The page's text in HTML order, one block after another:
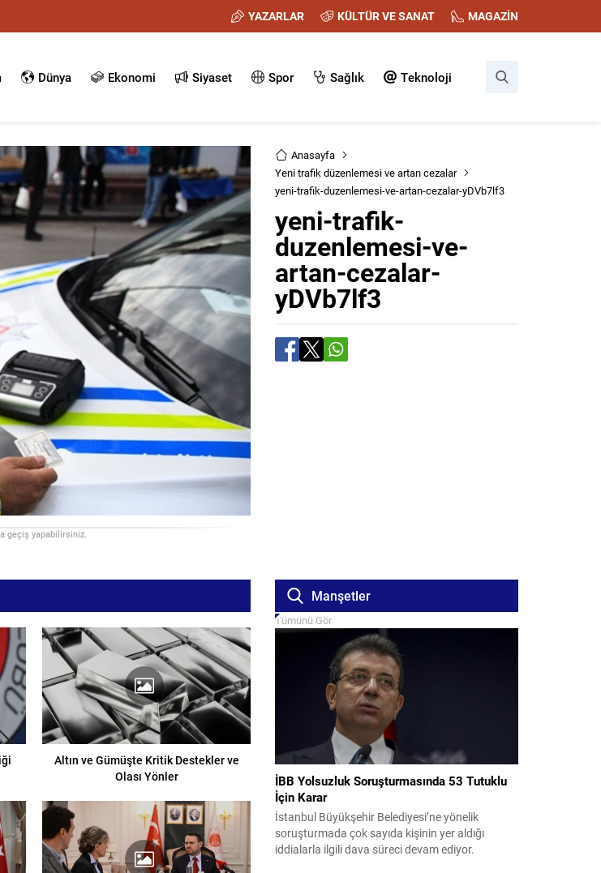
YAZARLAR KÜLTÜR VE SANAT MAGAZİN
Dünya Ekonomi Siyaset Spor Sağlık Teknoloji
geçiş yapabilirsiniz.
Anasayfa
Yeni trafik düzenlemesi ve artan cezalar
yeni-trafik-duzenlemesi-ve-artan-cezalar-yDVb7lf3
yeni-trafik-
duzenlemesi-ve-
artan-cezalar-
yDVb7lf3
Altın ve Gümüşte Kritik Destekler ve
Olası Yönler
Manşetler
Tümünü Gör
İBB Yolsuzluk Soruşturmasında 53 Tutuklu
İçin Karar
İstanbul Büyükşehir Belediyesi’ne yönelik
soruşturmada çok sayıda kişinin yer aldığı
iddialarla ilgili dava süreci devam ediyor.